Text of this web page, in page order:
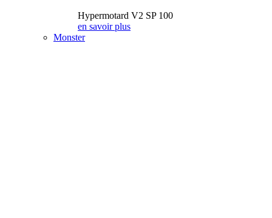
Hypermotard V2 SP 100
en savoir plus
Monster